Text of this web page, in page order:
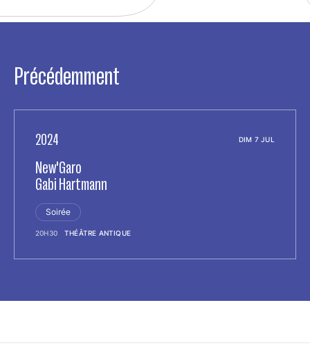
Précédemment
2024 DIM 7 JUL
New'Garo
Gabi Hartmann
Soirée
20H30 THÉÂTRE ANTIQUE